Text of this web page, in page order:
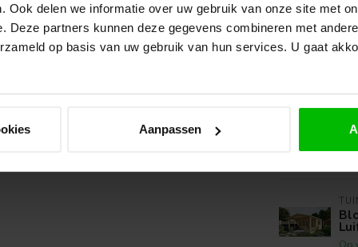
Ook delen we informatie over uw gebruik van onze site met
Deze partners kunnen deze gegevens combineren met
op basis van uw gebruik van hun services. U gaat
Aanpassen
Diepte:
Dikte: